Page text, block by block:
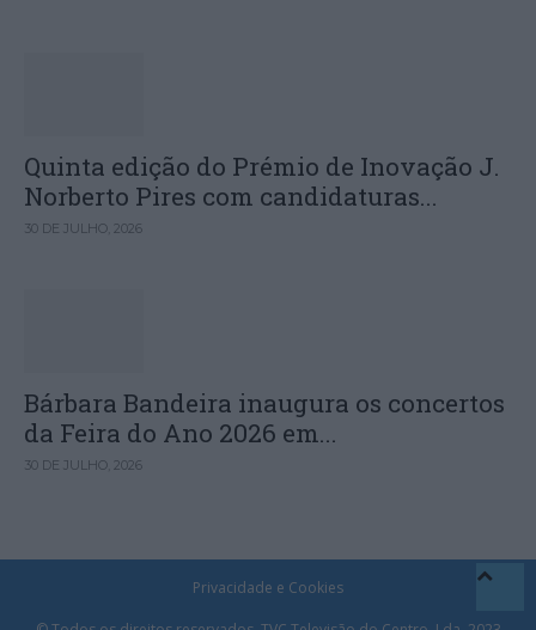
Quinta edição do Prémio de Inovação J.
Norberto Pires com candidaturas...
30 DE JULHO, 2026
Bárbara Bandeira inaugura os concertos
da Feira do Ano 2026 em...
30 DE JULHO, 2026
Privacidade e Cookies